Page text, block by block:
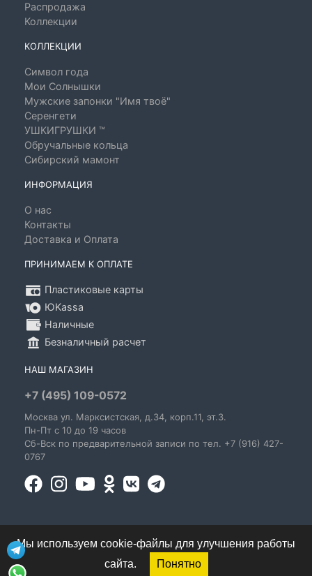
Распродажа
Коллекции
КОЛЛЕКЦИИ
Символ года
Мои Солнышки
Мужские запонки "Имя твоё"
Серенгети
УШКИГРУШКИ ™
Обручальные кольца
Сибирский мамонт
ИНФОРМАЦИЯ
О нас
Контакты
Доставка и Оплата
ПРИНИМАЕМ К ОПЛАТЕ
Пластиковые карты
ЮKassa
Наличные
Безналичный расчет
НАШ МАГАЗИН
+7 (495) 109-0572
Москва ул. Марксистская , д.34, корп.11, эт.3.
Пн-Пт c 10 до 19 часов
Сб-Вск по предварительной записи по тел. +7 (916) 427-
0767
© 1995-2026 GoldenBlues - информация о правах
Мы используем cookie-файлы для улучшения работы
сайта.
Понятно